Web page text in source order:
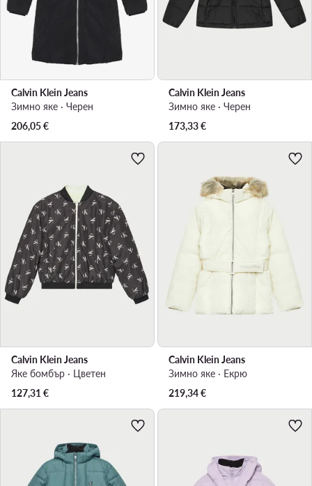
Calvin Klein Jeans
Зимно яке · Черен
206,05€
Calvin Klein Jeans
Зимно яке · Черен
173,33€
Calvin Klein Jeans
Яке бомбър · Цветен
127,31€
Calvin Klein Jeans
Зимно яке · Екрю
219,34€